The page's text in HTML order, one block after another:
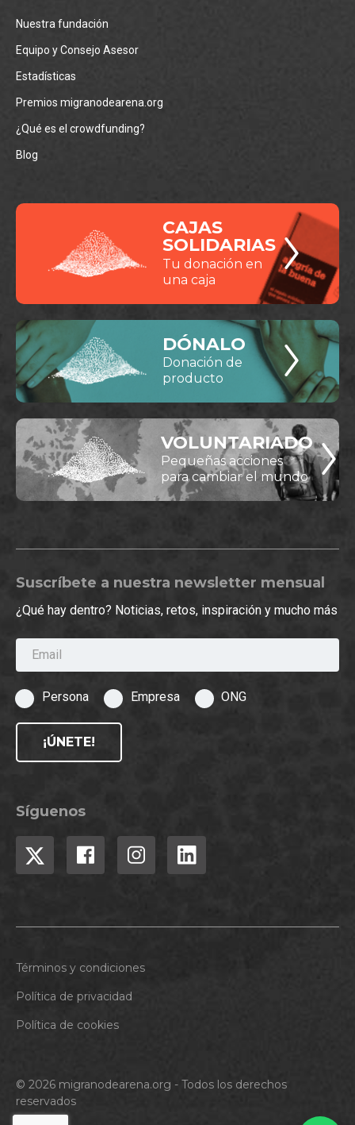
Nuestra fundación
Equipo y Consejo Asesor
Estadísticas
Premios migranodearena.org
¿Qué es el crowdfunding?
Blog
CAJAS
SOLIDARIAS
Tu donación en
una caja
DÓNALO
Donación de
producto
VOLUNTARIADO
Pequeñas acciones
para cambiar el mundo
Suscríbete a nuestra newsletter mensual
¿Qué hay dentro? Noticias, retos, inspiración y mucho más
Email
Persona Empresa ONG
¡ÚNETE!
Síguenos
© 2026 migranodearena.org - Todos los derechos
reservados
Términos y condiciones
Política de privacidad
Política de cookies